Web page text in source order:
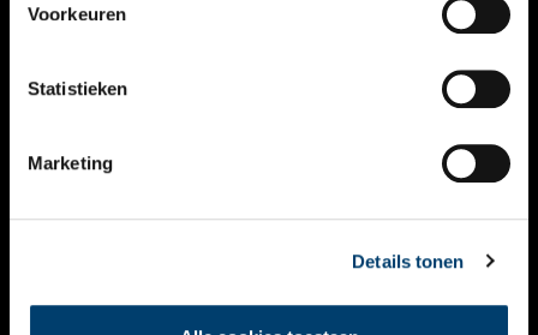
Voorkeuren
Statistieken
Marketing
Details tonen
KALENDER
THEMA’S
VIDEO’S
CONTACT